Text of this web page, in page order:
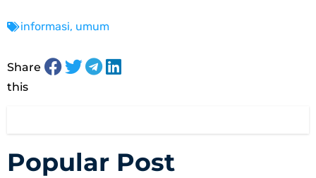
informasi, umum
Share
this
Popular Post